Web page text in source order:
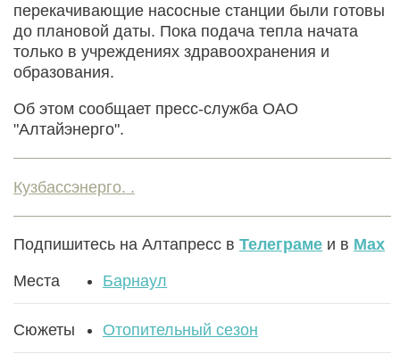
перекачивающие насосные станции были готовы
до плановой даты. Пока подача тепла начата
только в учреждениях здравоохранения и
образования.
Об этом сообщает пресс-служба ОАО
"Алтайэнерго".
Кузбассэнерго. .
Подпишитесь на Алтапресс в Телеграме и в Max
Места Барнаул
Сюжеты Отопительный сезон